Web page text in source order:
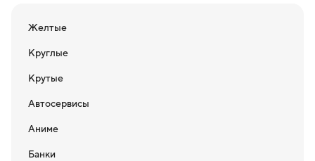
Желтые
Круглые
Крутые
Автосервисы
Аниме
Банки